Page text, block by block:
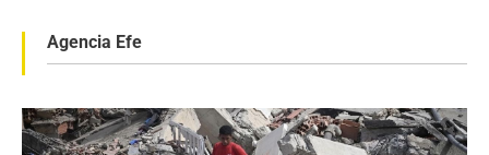
Agencia Efe